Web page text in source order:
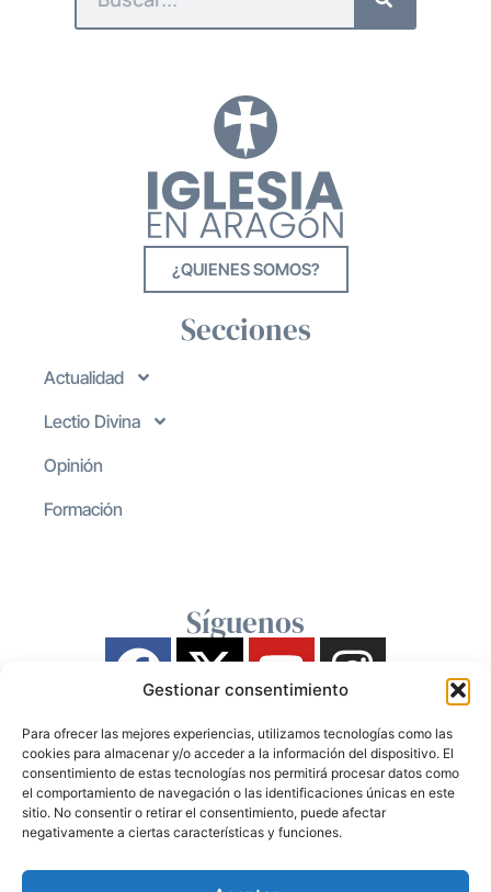
Gestionar consentimiento
Para ofrecer las mejores experiencias, utilizamos tecnologías como las
cookies para almacenar y/o acceder a la información del dispositivo. El
consentimiento de estas tecnologías nos permitirá procesar datos como
el comportamiento de navegación o las identificaciones únicas en este
sitio. No consentir o retirar el consentimiento, puede afectar
negativamente a ciertas características y funciones.
¿QUIENES SOMOS?
Secciones
Actualidad
Lectio Divina
Opinión
Formación
Síguenos